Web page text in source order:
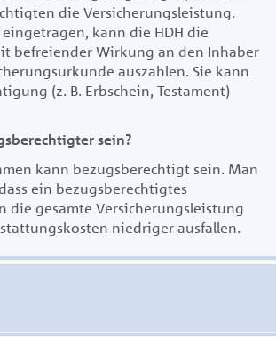
die Versicherungsleistung.
kann die HDH die
befreiender Wirkung an den Inhaber
auszahlen. Sie kann
(z. B. Erbschein, Testament)
sein?
kann bezugsberechtigt sein. Man
ein bezugsberechtigtes
die gesamte Versicherungsleistung
niedriger ausfallen.